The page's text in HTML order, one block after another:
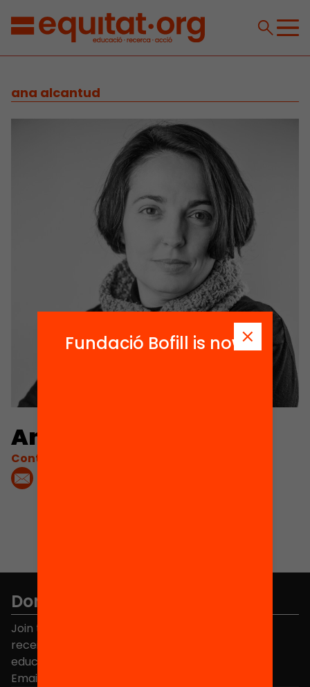
ana alcantud
Ana Alcantud
Contacta'm:
Don't miss anything.
Join the more than 40,000 people who already
receive news about initiatives and projects for
educational change in Catalonia.
Email address
Fundació Bofill is now